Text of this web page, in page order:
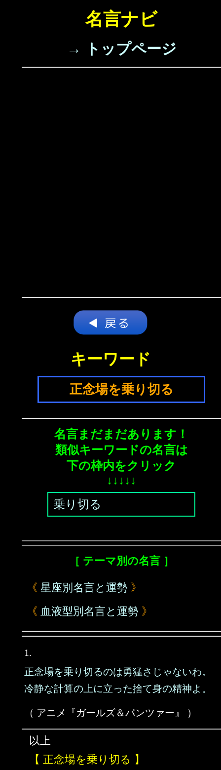
名言ナビ
→ トップページ
キーワード
正念場を乗り切る
名言まだまだあります！
類似キーワードの名言は
下の枠内をクリック
↓↓↓↓↓
乗り切る
［ テーマ別の名言 ］
《 星座別名言と運勢 》
《 血液型別名言と運勢 》
1.
正念場を乗り切るのは勇猛さじゃないわ。
冷静な計算の上に立った捨て身の精神よ。
（ アニメ『ガールズ＆パンツァー』 ）
以上
【 正念場を乗り切る 】